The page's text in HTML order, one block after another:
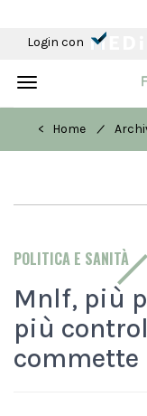
Login con
Toggle
< Home
/
POLITICA E SANITÀ
Mnlf, più
più